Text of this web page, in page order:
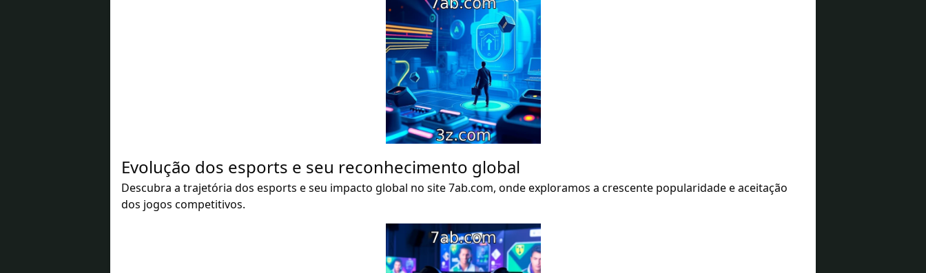
Evolução dos esports e seu reconhecimento global
Descubra a trajetória dos esports e seu impacto global no site 7ab.com, onde exploramos a crescente popularidade e aceitação
dos jogos competitivos.